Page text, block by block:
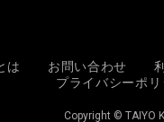
は お問い合わせ
プライバシーポリ
Copyright © TAIYO